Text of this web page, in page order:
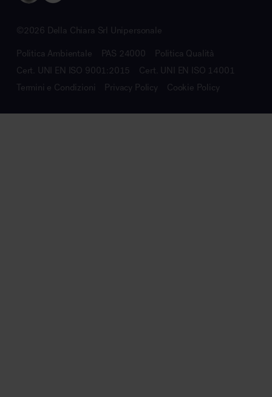
©2026 Della Chiara Srl Unipersonale
Politica Ambientale PAS 24000
Politica Qualità
Cert. UNI EN ISO 9001:2015
Cert. UNI EN ISO 14001
Termini e Condizioni
Privacy Policy Cookie Policy